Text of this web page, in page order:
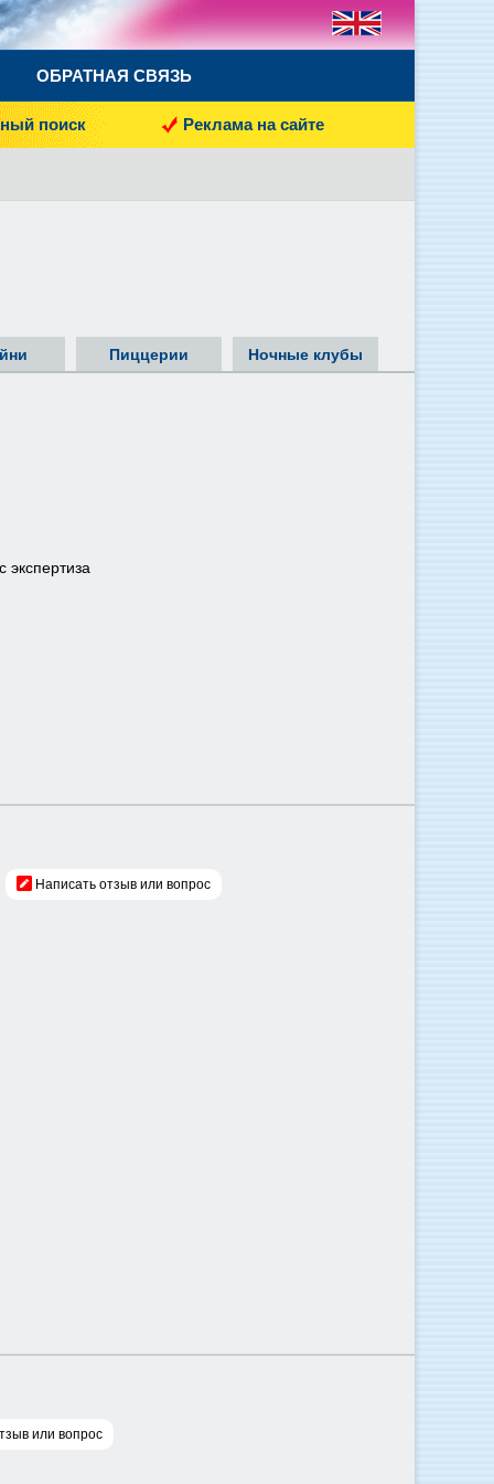
ОБРАТНАЯ СВЯЗЬ
поиск Реклама на сайте
Пиццерии Ночные клубы
экспертиза
Написать отзыв или вопрос
или вопрос